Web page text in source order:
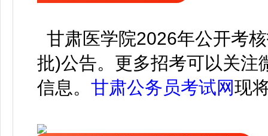
甘肃医学院2026年公开考
批)公告。 更多招考可以关注
信息。 甘肃公务员考试网现